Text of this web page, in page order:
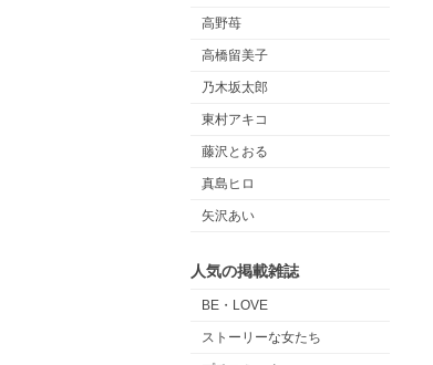
高野苺
高橋留美子
乃木坂太郎
東村アキコ
藤沢とおる
真島ヒロ
矢沢あい
人気の掲載雑誌
BE・LOVE
ストーリーな女たち